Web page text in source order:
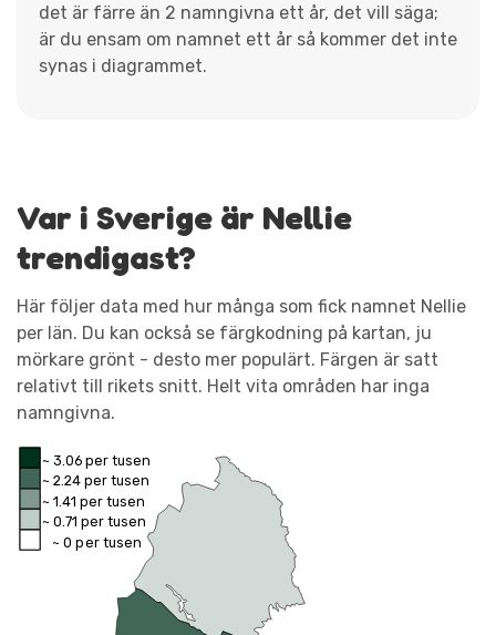
det är färre än 2 namngivna ett år, det vill säga;
är du ensam om namnet ett år så kommer det inte
synas i diagrammet.
Var i Sverige är Nellie
trendigast?
Här följer data med hur många som fick namnet Nellie
per län. Du kan också se färgkodning på kartan, ju
mörkare grönt - desto mer populärt. Färgen är satt
relativt till rikets snitt. Helt vita områden har inga
namngivna.
~ 3.06 per tusen
~ 2.24 per tusen
~ 1.41 per tusen
~ 0.71 per tusen
~ 0 per tusen